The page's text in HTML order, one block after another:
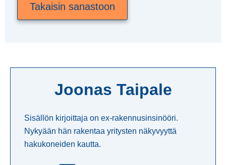
Takaisin sanastoon
Joonas Taipale
Sisällön kirjoittaja on ex-rakennusinsinööri.
Nykyään hän rakentaa yritysten näkyvyyttä
hakukoneiden kautta.